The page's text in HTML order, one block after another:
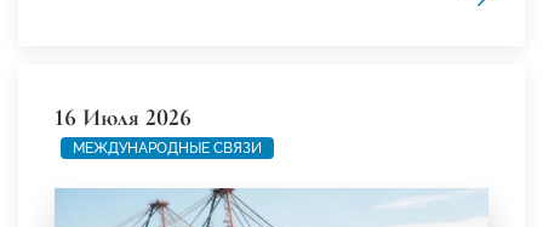
16 Июля 2026
МЕЖДУНАРОДНЫЕ СВЯЗИ